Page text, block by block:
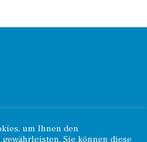
| Kontakt.
um Ihnen den
Sie können diese